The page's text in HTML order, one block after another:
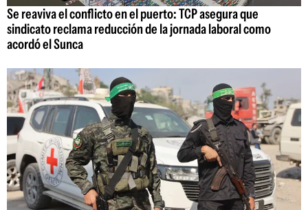
Se reaviva el conflicto en el puerto: TCP asegura que
sindicato reclama reducción de la jornada laboral como
acordó el Sunca